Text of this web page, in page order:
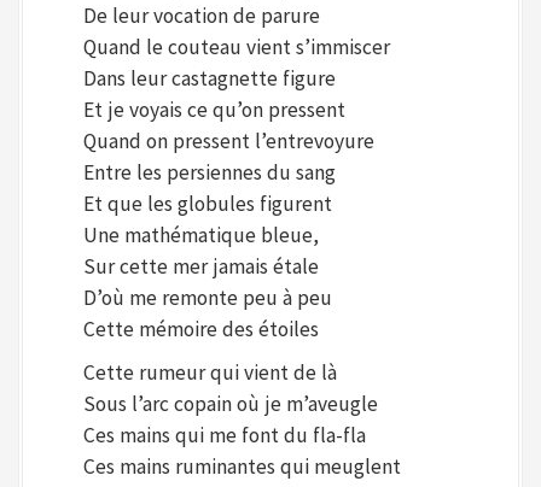
De leur vocation de parure
Quand le couteau vient s’immiscer
Dans leur castagnette figure
Et je voyais ce qu’on pressent
Quand on pressent l’entrevoyure
Entre les persiennes du sang
Et que les globules figurent
Une mathématique bleue,
Sur cette mer jamais étale
D’où me remonte peu à peu
Cette mémoire des étoiles
Cette rumeur qui vient de là
Sous l’arc copain où je m’aveugle
Ces mains qui me font du fla-fla
Ces mains ruminantes qui meuglent